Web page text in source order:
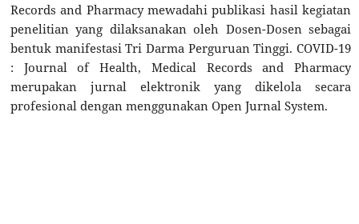
Records and Pharmacy mewadahi publikasi hasil kegiatan
penelitian yang dilaksanakan oleh Dosen-Dosen sebagai
bentuk manifestasi Tri Darma Perguruan Tinggi. COVID-19
: Journal of Health, Medical Records and Pharmacy
merupakan jurnal elektronik yang dikelola secara
profesional dengan menggunakan Open Jurnal System.